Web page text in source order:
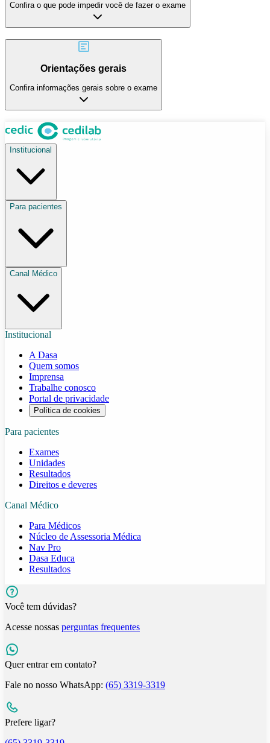
Confira o que pode impedir você de fazer o exame
Orientações gerais
Confira informações gerais sobre o exame
Institucional
Para pacientes
Canal Médico
Institucional
A Dasa
Quem somos
Imprensa
Trabalhe conosco
Portal de privacidade
Política de cookies
Para pacientes
Exames
Unidades
Resultados
Direitos e deveres
Canal Médico
Para Médicos
Núcleo de Assessoria Médica
Nav Pro
Dasa Educa
Resultados
Você tem dúvidas?
Acesse nossas perguntas frequentes
Quer entrar em contato?
Fale no nosso WhatsApp: (65) 3319-3319
Prefere ligar?